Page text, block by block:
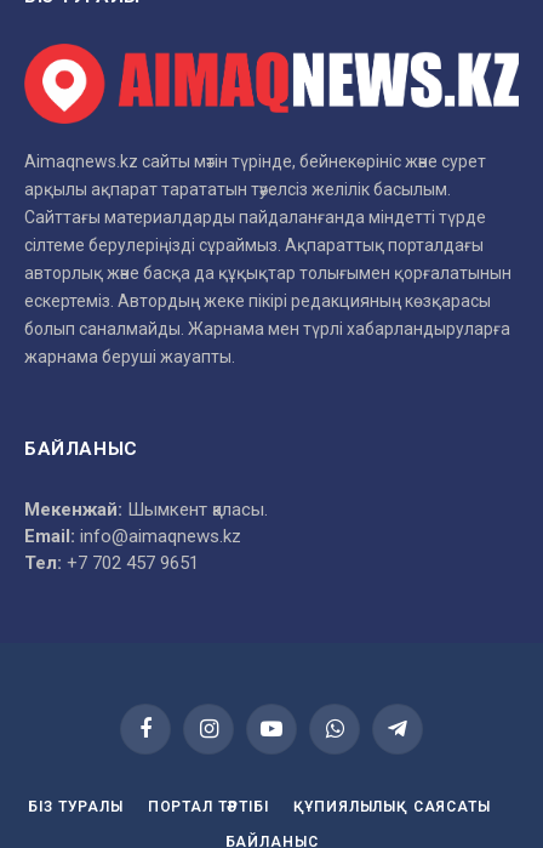
Aimaqnews.kz сайты мәтін түрінде, бейнекөрініс және сурет
арқылы ақпарат тарататын тәуелсіз желілік басылым.
Сайттағы материалдарды пайдаланғанда міндетті түрде
сілтеме берулеріңізді сұраймыз. Ақпараттық порталдағы
авторлық және басқа да құқықтар толығымен қорғалатынын
ескертеміз. Автордың жеке пікірі редакцияның көзқарасы
болып саналмайды. Жарнама мен түрлі хабарландыруларға
жарнама беруші жауапты.
БАЙЛАНЫС
Мекенжай: Шымкент қаласы.
Email: info@aimaqnews.kz
Тел: +7 702 457 9651
FacebookInstagramYouTubeWhatsAppTelegram
БІЗ ТУРАЛЫ ПОРТАЛ ТӘРТІБІ ҚҰПИЯЛЫЛЫҚ САЯСАТЫ
БАЙЛАНЫС